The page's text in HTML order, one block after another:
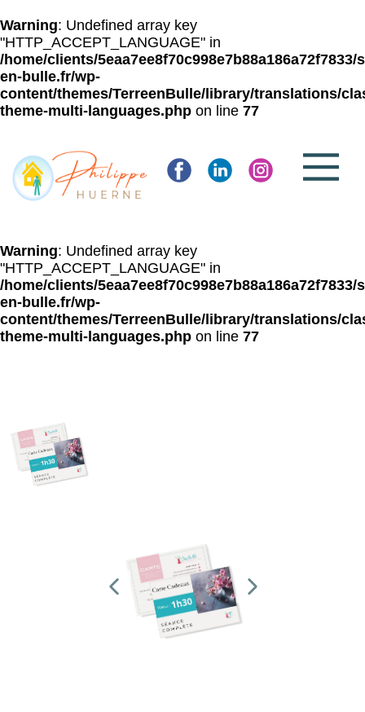
Warning: Undefined array key
"HTTP_ACCEPT_LANGUAGE" in
/home/clients/5eaa7ee8f70c998e7b88a186a72f7833/
en-bulle.fr/wp-
content/themes/TerreenBulle/library/translations/
theme-multi-languages.php on line 77
Warning: Undefined array key
"HTTP_ACCEPT_LANGUAGE" in
/home/clients/5eaa7ee8f70c998e7b88a186a72f7833/
en-bulle.fr/wp-
content/themes/TerreenBulle/library/translations/
theme-multi-languages.php on line 77